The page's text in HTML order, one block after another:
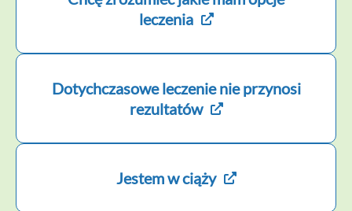
leczenia
Dotychczasowe leczenie nie przynosi
rezultatów
Jestem w ciąży